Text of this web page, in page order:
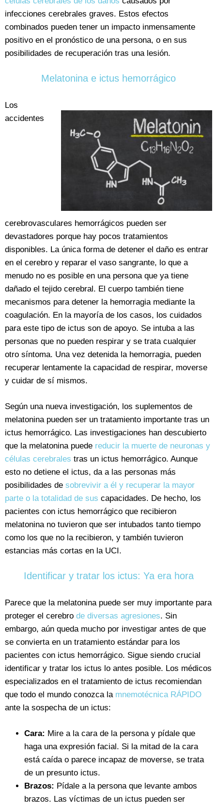
infecciones cerebrales graves. Estos efectos
combinados pueden tener un impacto inmensamente
positivo en el pronóstico de una persona, o en sus
posibilidades de recuperación tras una lesión.
Melatonina e ictus hemorrágico
Los
accidentes
cerebrovasculares hemorrágicos pueden ser
devastadores porque hay pocos tratamientos
disponibles. La única forma de detener el daño es entrar
en el cerebro y reparar el vaso sangrante, lo que a
menudo no es posible en una persona que ya tiene
dañado el tejido cerebral. El cuerpo también tiene
mecanismos para detener la hemorragia mediante la
coagulación. En la mayoría de los casos, los cuidados
para este tipo de ictus son de apoyo. Se intuba a las
personas que no pueden respirar y se trata cualquier
otro síntoma. Una vez detenida la hemorragia, pueden
recuperar lentamente la capacidad de respirar, moverse
y cuidar de sí mismos.
Según una nueva investigación, los suplementos de
melatonina pueden ser un tratamiento importante tras un
ictus hemorrágico. Las investigaciones han descubierto
que la melatonina puede reducir la muerte de neuronas y
células cerebrales tras un ictus hemorrágico. Aunque
esto no detiene el ictus, da a las personas más
posibilidades de sobrevivir a él y recuperar la mayor
parte o la totalidad de sus capacidades. De hecho, los
pacientes con ictus hemorrágico que recibieron
melatonina no tuvieron que ser intubados tanto tiempo
como los que no la recibieron, y también tuvieron
estancias más cortas en la UCI.
Identificar y tratar los ictus: Ya era hora
Parece que la melatonina puede ser muy importante para
proteger el cerebro de diversas agresiones. Sin
embargo, aún queda mucho por investigar antes de que
se convierta en un tratamiento estándar para los
pacientes con ictus hemorrágico. Sigue siendo crucial
identificar y tratar los ictus lo antes posible. Los médicos
especializados en el tratamiento de ictus recomiendan
que todo el mundo conozca la mnemotécnica RÁPIDO
ante la sospecha de un ictus:
Cara: Mire a la cara de la persona y pídale que
haga una expresión facial. Si la mitad de la cara
está caída o parece incapaz de moverse, se trata
de un presunto ictus.
Brazos: Pídale a la persona que levante ambos
brazos. Las víctimas de un ictus pueden ser